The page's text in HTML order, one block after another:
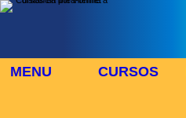
MENU CURSOS